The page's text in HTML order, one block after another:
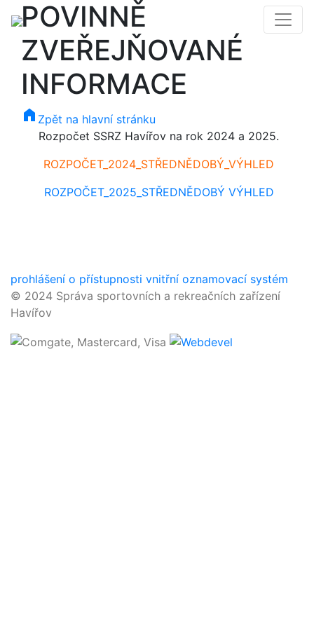
POVINNĚ
ZVEŘEJŇOVANÉ
INFORMACE
home Zpět na hlavní stránku
Rozpočet SSRZ Havířov na rok 2024 a 2025.
ROZPOČET_2024_STŘEDNĚDOBÝ_VÝHLED
ROZPOČET_2025_STŘEDNĚDOBÝ VÝHLED
prohlášení o přístupnosti vnitřní oznamovací systém
© 2024 Správa sportovních a rekreačních zařízení
Havířov